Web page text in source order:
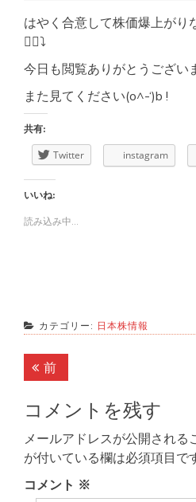
はやく合意して株価爆上がり
🙇‍♂️⤵
今日も閲覧ありがとうござい
また見てください(o^-‘)b !
共有:
Twitter instagram
いいね:
読み込み中...
カテゴリー: 日本株情報
投
ナ
ビ
ゲ
前前
の
記
コメントを残す
メールアドレスが公開される
が付いている欄は必須項目で
コメント ※